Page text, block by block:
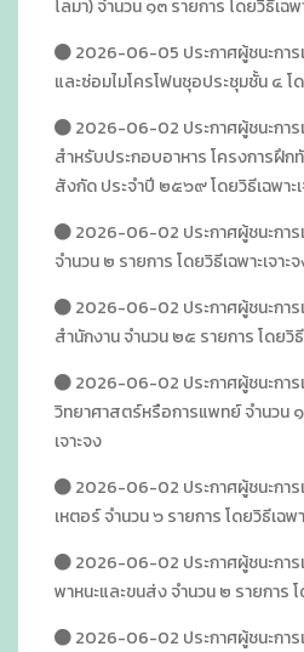
โลมา) จำนวน ๑๓ รายการ โดยวิธีเฉพ
2026-06-05 ประกาศผู้ชนะการ
และซ่อมไมโครโฟนชุอประชุมชั้น ๔ โด
2026-06-02 ประกาศผู้ชนะกา
สำหรับประกอบอาหาร โครงการฝึก
สังกัด ประจำปี ๒๕๖๙ โดยวิธีเฉพาะเ
2026-06-02 ประกาศผู้ชนะการ
จำนวน ๒ รายการ โดยวิธีเฉพาะเจาะ
2026-06-02 ประกาศผู้ชนะกา
สำนักงาน จำนวน ๒๕ รายการ โดยวิธี
2026-06-02 ประกาศผู้ชนะกา
วิทยาศาสตร์หรือการแพทย์ จำนวน ๑
เจาะจง
2026-06-02 ประกาศผู้ชนะกา
เหตอร์ จำนวน ๖ รายการ โดยวิธีเฉพา
2026-06-02 ประกาศผู้ชนะกา
พาหนะและขนส่ง จำนวน ๒ รายการ โ
2026-06-02 ประกาศผู้ชนะการ